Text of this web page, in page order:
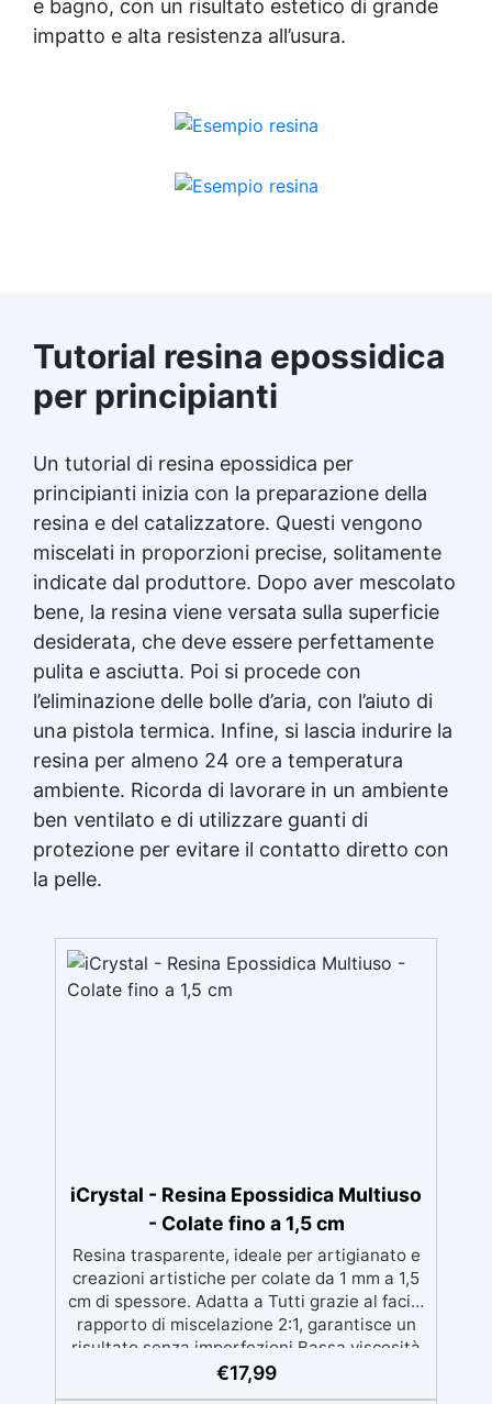
e bagno, con un risultato estetico di grande
impatto e alta resistenza all’usura.
Tutorial resina epossidica
per principianti
Un tutorial di resina epossidica per
principianti inizia con la preparazione della
resina e del catalizzatore. Questi vengono
miscelati in proporzioni precise, solitamente
indicate dal produttore. Dopo aver mescolato
bene, la resina viene versata sulla superficie
desiderata, che deve essere perfettamente
pulita e asciutta. Poi si procede con
l’eliminazione delle bolle d’aria, con l’aiuto di
una pistola termica. Infine, si lascia indurire la
resina per almeno 24 ore a temperatura
ambiente. Ricorda di lavorare in un ambiente
ben ventilato e di utilizzare guanti di
protezione per evitare il contatto diretto con
la pelle.
iCrystal - Resina Epossidica Multiuso
- Colate fino a 1,5 cm
Resina trasparente, ideale per artigianato e
creazioni artistiche per colate da 1 mm a 1,5
cm di spessore. Adatta a Tutti grazie al facile
rapporto di miscelazione 2:1, garantisce un
risultato senza imperfezioni Bassa viscosità
per colate senza bolle, compatibile con
€17,99